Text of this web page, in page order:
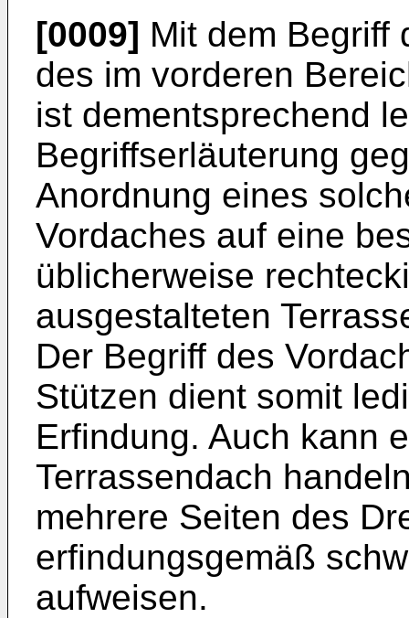
[0009] Mit dem Begriff
des im vorderen
ist dementsprechend
Begriffserläuterung
Anordnung eines
Vordaches auf eine
üblicherweise
ausgestalteten
Der Begriff des
Stützen dient somit
Erfindung. Auch kann
Terrassendach
mehrere Seiten des
erfindungsgemäß
aufweisen.